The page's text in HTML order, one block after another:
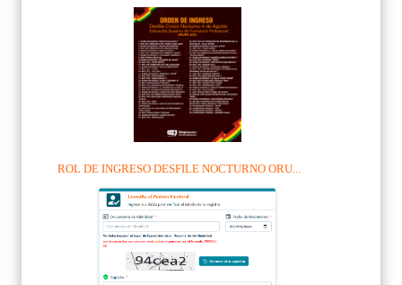
ROL DE INGRESO DESFILE NOCTURNO ORU...